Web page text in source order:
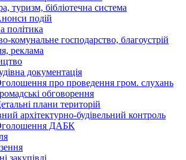
туризм, бібліотечна система
подій
політика
комунальне господарство, благоустрій
реклама
документація
про проведення гром. слухань
обговорення
плани територій
архітектурно-будівельний контроль
ДАБК
закупівлі